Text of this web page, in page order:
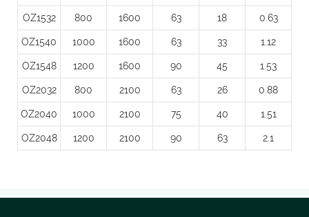
OZ1532 800 1600 63 18 0.63
OZ1540 1000 1600 63 33 1.12
OZ1548 1200 1600 90 45 1.53
OZ2032 800 2100 63 26 0.88
OZ2040 1000 2100 75 40 1.51
OZ2048 1200 2100 90 63 2.1